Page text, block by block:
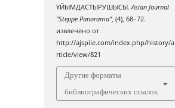
ҰЙЫМДАСТЫРУШЫСЫ.Asian Journal
"Steppe Panorama", (4), 68–72.
извлечено от
http://ajspiie.com/index.php/history/a
rticle/view/821
Другие форматы
библиографических ссылок